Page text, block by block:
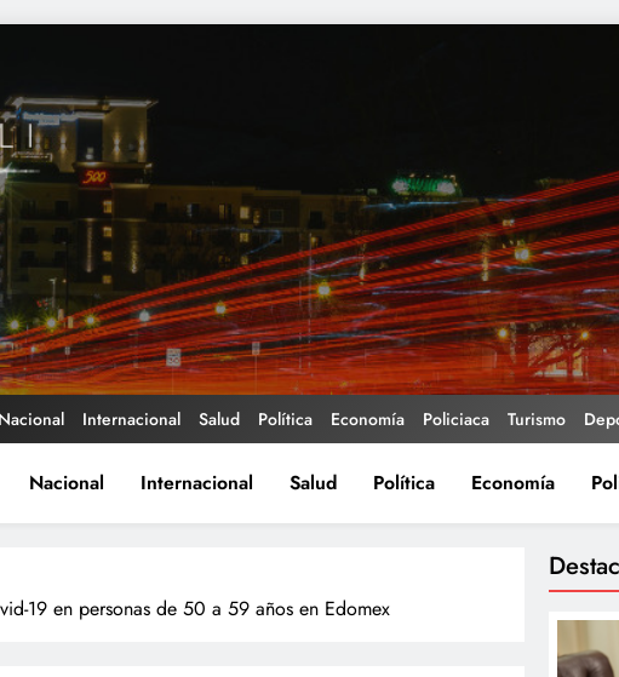
Nacional Internacional Salud Política Economía Policiaca Turismo
Nacional Internacional Salud Política Economía
19 en personas de 50 a 59 años en Edomex